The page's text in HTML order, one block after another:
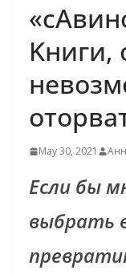
Kниги,
May 30, 2021
Если бы
выбрать